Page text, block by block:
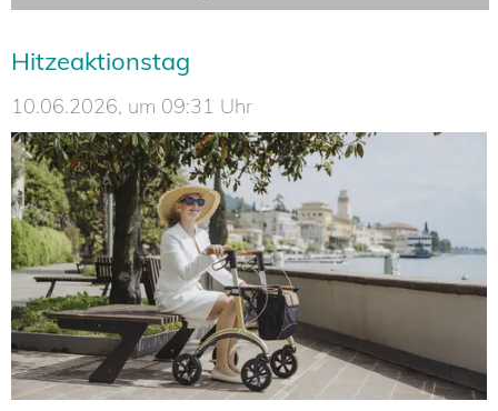
Hitzeaktionstag
10.06.2026, um 09:31 Uhr